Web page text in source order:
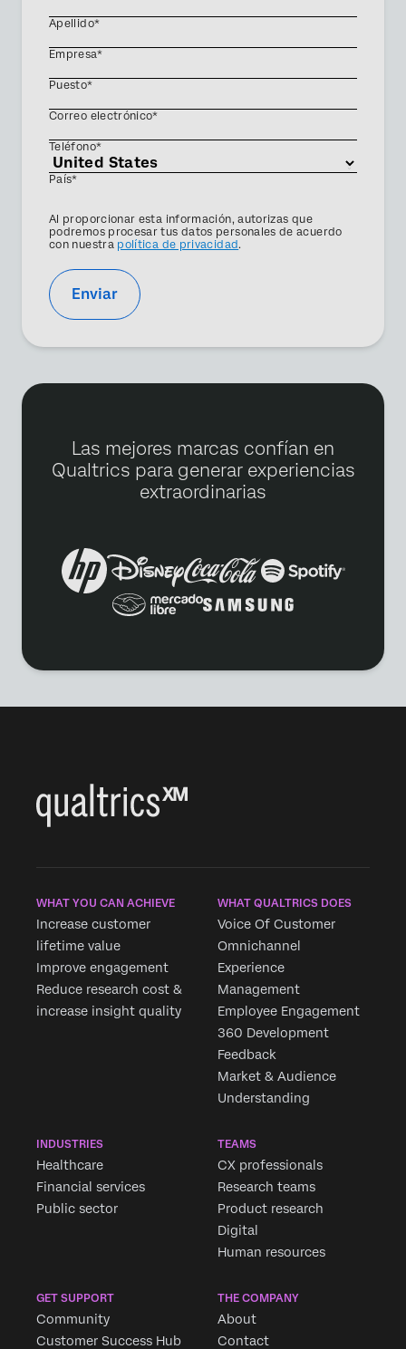
Apellido*
Empresa*
Puesto*
Correo electrónico*
Teléfono*
País*
Privacy
Optin
Al proporcionar esta información, autorizas que
podremos procesar tus datos personales de acuerdo
con nuestra política de privacidad.
Enviar
Las mejores marcas confían en
Qualtrics para generar experiencias
extraordinarias
WHAT YOU CAN ACHIEVE
Increase customer
lifetime value
Improve engagement
Reduce research cost &
increase insight quality
WHAT QUALTRICS DOES
Voice Of Customer
Omnichannel
Experience
Management
Employee Engagement
360 Development
Feedback
Market & Audience
Understanding
INDUSTRIES
Healthcare
Financial services
Public sector
TEAMS
CX professionals
Research teams
Product research
Digital
Human resources
GET SUPPORT
Community
Customer Success Hub
THE COMPANY
About
Contact